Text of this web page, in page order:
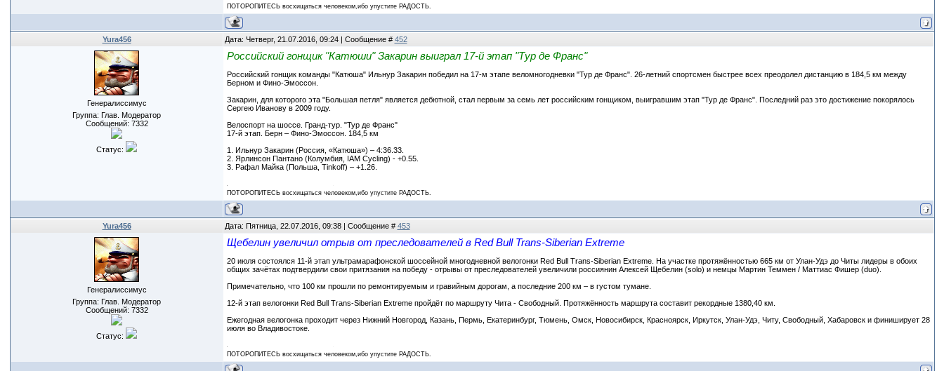
ПОТОРОПИТЕСЬ восхищаться человеком,ибо упустите РАДОСТЬ.
Yura456 Дата: Четверг, 21.07.2016, 09:24 | Сообщение # 452
Генералиссимус
Группа: Глав. Модератор
Сообщений: 7332
Статус:
Российский гонщик "Катюши" Закарин выиграл 17-й этап "Тур де Франс"
Российский гонщик команды "Катюша" Ильнур Закарин победил на 17-м этапе веломногодневки "Тур де Франс". 26-летний спортсмен быстрее всех преодолел дистанцию в 184,5 км между
Берном и Фино-Эмоссон.
Закарин, для которого эта "Большая петля" является дебютной, стал первым за семь лет российским гонщиком, выигравшим этап "Тур де Франс". Последний раз это достижение покорялось
Сергею Иванову в 2009 году.
Велоспорт на шоссе. Гранд-тур. "Тур де Франс"
17-й этап. Берн – Фино-Эмоссон. 184,5 км
1. Ильнур Закарин (Россия, «Катюша») – 4:36.33.
2. Ярлинсон Пантано (Колумбия, IAM Cycling) - +0.55.
3. Рафал Майка (Польша, Tinkoff) – +1.26.
ПОТОРОПИТЕСЬ восхищаться человеком,ибо упустите РАДОСТЬ.
Yura456 Дата: Пятница, 22.07.2016, 09:38 | Сообщение # 453
Генералиссимус
Группа: Глав. Модератор
Сообщений: 7332
Статус:
Щебелин увеличил отрыв от преследователей в Red Bull Trans-Siberian Extreme
20 июля состоялся 11-й этап ультрамарафонской шоссейной многодневной велогонки Red Bull Trans-Siberian Extreme. На участке протяжённостью 665 км от Улан-Удэ до Читы лидеры в обоих
общих зачётах подтвердили свои притязания на победу - отрывы от преследователей увеличили россиянин Алексей Щебелин (solo) и немцы Мартин Теммен / Маттиас Фишер (duo).
Примечательно, что 100 км прошли по ремонтируемым и гравийным дорогам, а последние 200 км – в густом тумане.
12-й этап велогонки Red Bull Trans-Siberian Extreme пройдёт по маршруту Чита - Свободный. Протяжённость маршрута составит рекордные 1380,40 км.
Ежегодная велогонка проходит через Нижний Новгород, Казань, Пермь, Екатеринбург, Тюмень, Омск, Новосибирск, Красноярск, Иркутск, Улан-Удэ, Читу, Свободный, Хабаровск и финиширует 28
июля во Владивостоке.
ПОТОРОПИТЕСЬ восхищаться человеком,ибо упустите РАДОСТЬ.